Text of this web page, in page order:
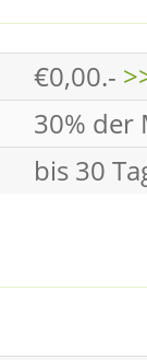
€0,00.-
30% der
bis 30